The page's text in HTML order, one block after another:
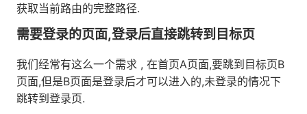
获取当前路由的完整路径.
需要登录的页面,登录后直接跳转到目标页
我们经常有这么一个需求 , 在首页A页面,要跳到目标页B
页面,但是B页面是登录后才可以进入的,未登录的情况下
跳转到登录页.